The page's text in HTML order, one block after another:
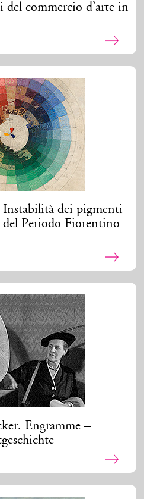
del commercio d’arte in
dei pigmenti
Periodo Fiorentino
Engramme –